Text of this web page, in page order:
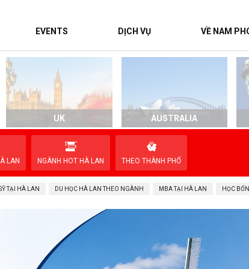
EVENTS DỊCH VỤ VỀ NAM
UK AUSTRALIA
LAN NGÀNH HOT HÀ LAN THEO THÀNH PHỐ
TẠI HÀ LAN DU HỌC HÀ LAN THEO NGÀNH MBA TẠI HÀ LAN HỌC